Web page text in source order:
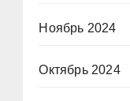
Ноябрь 2024
Октябрь 2024